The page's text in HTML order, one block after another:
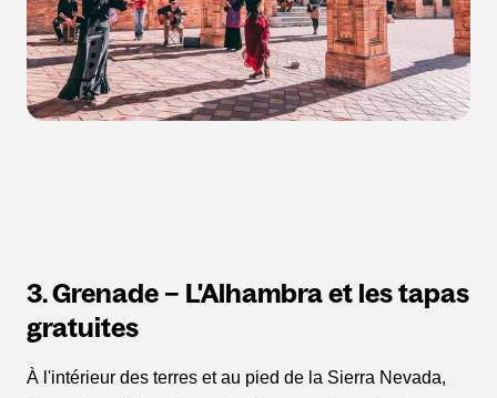
3. Grenade – L'Alhambra et les tapas
gratuites
À l'intérieur des terres et au pied de la Sierra Nevada,